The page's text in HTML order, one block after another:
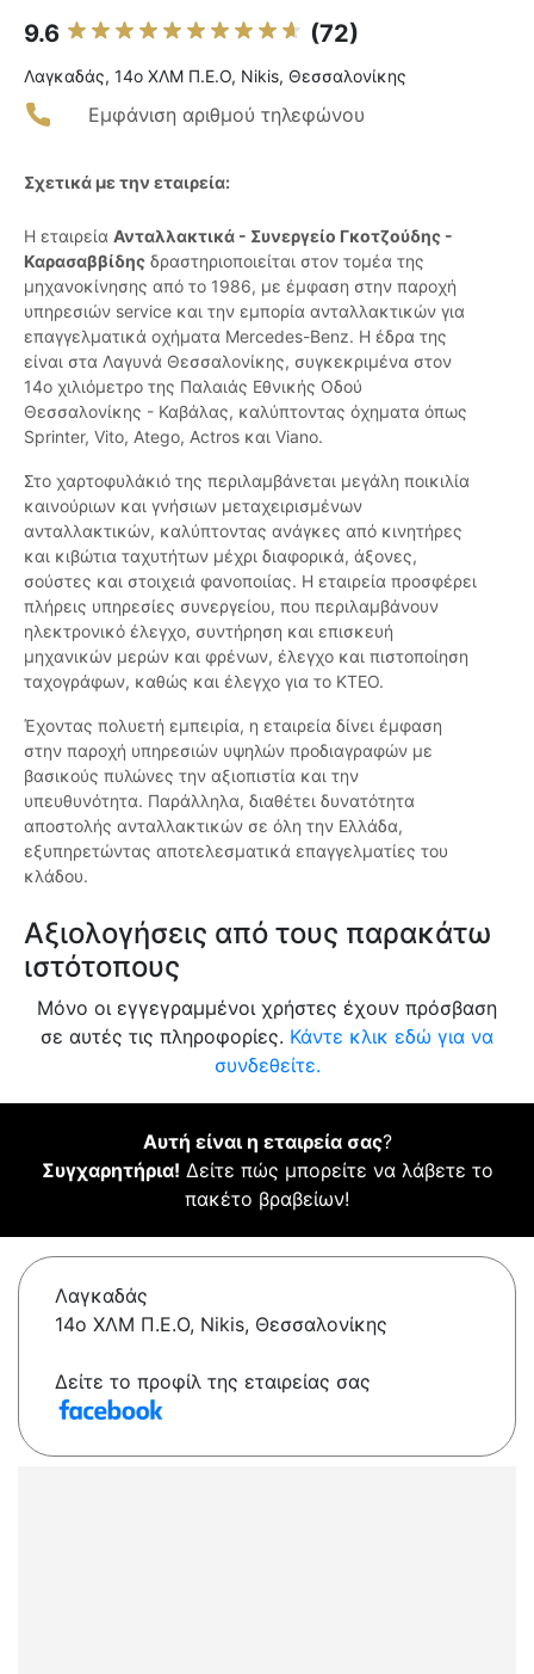
9.6 (72)
Λαγκαδάς, 14ο ΧΛΜ Π.Ε.Ο, Nikis, Θεσσαλονίκης
Εμφάνιση αριθμού τηλεφώνου
Σχετικά με την εταιρεία:
Η εταιρεία Ανταλλακτικά - Συνεργείο Γκοτζούδης -
Καρασαββίδης δραστηριοποιείται στον τομέα της
μηχανοκίνησης από το 1986, με έμφαση στην παροχή
υπηρεσιών service και την εμπορία ανταλλακτικών για
επαγγελματικά οχήματα Mercedes-Benz. Η έδρα της
είναι στα Λαγυνά Θεσσαλονίκης, συγκεκριμένα στον
14ο χιλιόμετρο της Παλαιάς Εθνικής Οδού
Θεσσαλονίκης - Καβάλας, καλύπτοντας όχηματα όπως
Sprinter, Vito, Atego, Actros και Viano.
Στο χαρτοφυλάκιό της περιλαμβάνεται μεγάλη ποικιλία
καινούριων και γνήσιων μεταχειρισμένων
ανταλλακτικών, καλύπτοντας ανάγκες από κινητήρες
και κιβώτια ταχυτήτων μέχρι διαφορικά, άξονες,
σούστες και στοιχειά φανοποιίας. Η εταιρεία προσφέρει
πλήρεις υπηρεσίες συνεργείου, που περιλαμβάνουν
ηλεκτρονικό έλεγχο, συντήρηση και επισκευή
μηχανικών μερών και φρένων, έλεγχο και πιστοποίηση
ταχογράφων, καθώς και έλεγχο για το ΚΤΕΟ.
Έχοντας πολυετή εμπειρία, η εταιρεία δίνει έμφαση
στην παροχή υπηρεσιών υψηλών προδιαγραφών με
βασικούς πυλώνες την αξιοπιστία και την
υπευθυνότητα. Παράλληλα, διαθέτει δυνατότητα
αποστολής ανταλλακτικών σε όλη την Ελλάδα,
εξυπηρετώντας αποτελεσματικά επαγγελματίες του
κλάδου.
Αξιολογήσεις από τους παρακάτω
ιστότοπους
Μόνο οι εγγεγραμμένοι χρήστες έχουν πρόσβαση
σε αυτές τις πληροφορίες. Κάντε κλικ εδώ για να
συνδεθείτε.
Αυτή είναι η εταιρεία σας?
Συγχαρητήρια! Δείτε πώς μπορείτε να λάβετε το
πακέτο βραβείων!
Λαγκαδάς
14ο ΧΛΜ Π.Ε.Ο, Nikis, Θεσσαλονίκης
Δείτε το προφίλ της εταιρείας σας